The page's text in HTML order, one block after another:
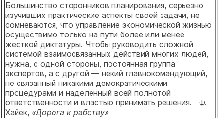
Большинство сторонников планирования, серьезно
изучивших прак­тические аспекты своей задачи, не
сомневаются, что управление эко­номической жизнью
осуществимо только на пути более или менее
жесткой диктатуры. Чтобы руководить сложной
системой взаимо­связанных действий многих людей,
нужна, с одной стороны, посто­янная группа
экспертов, а с другой — некий главнокомандующий,
не связанный никакими демократическими
процедурами и наделен­ный всей полнотой
ответственности и властью принимать решения. Ф.
Хайек, «Дорога к рабству»